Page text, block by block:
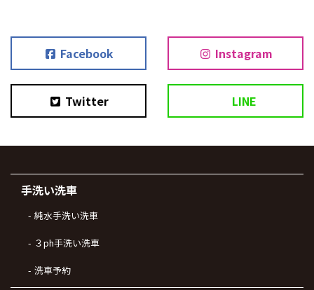
Facebook Instagram
Twitter LINE
手洗い洗車
純水手洗い洗車
３ph手洗い洗車
洗車予約